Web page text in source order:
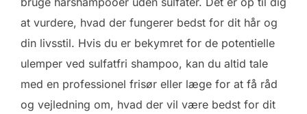
at vurdere, hvad der fungerer bedst for dit hår og
din livsstil. Hvis du er bekymret for de potentielle
ulemper ved sulfatfri shampoo, kan du altid tale
med en professionel frisør eller læge for at få råd
og vejledning om, hvad der vil være bedst for dit